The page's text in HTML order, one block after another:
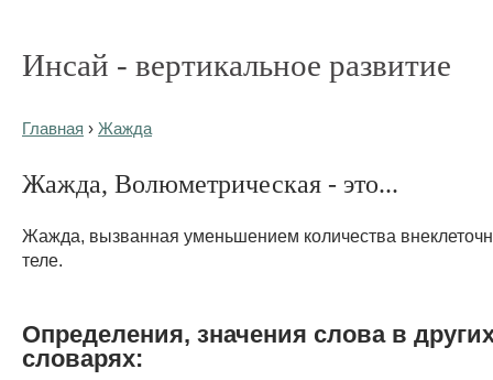
Инсай - вертикальное развитие
Главная › Жажда
Жажда, Волюметрическая - это...
Жажда, вызванная уменьшением количества
теле.
Определения, значения слова в
словарях: